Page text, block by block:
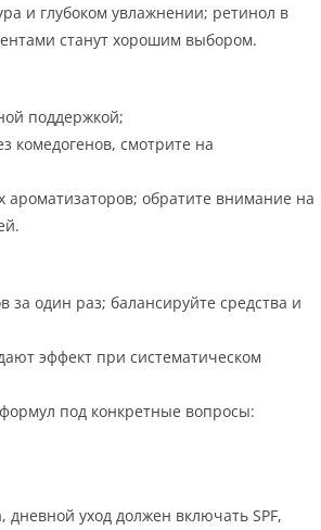
и глубоком увлажнении; ретинол в
станут хорошим выбором.
поддержкой;
комедогенов, смотрите на
ароматизаторов; обратите внимание на
один раз; балансируйте средства и
эффект при систематическом
под конкретные вопросы:
уход должен включать SPF,